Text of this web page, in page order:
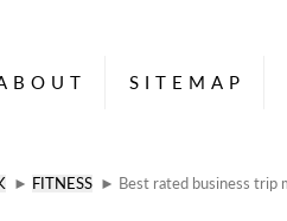
SITEMAP
► FITNESS ► Best rated business trip